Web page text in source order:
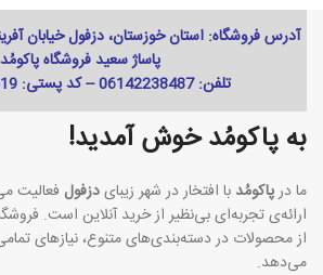
آدرس فروشگاه: استان خوزستان، دزفول خیابان
پاساژ سعید فروشگاه پاکومُد
تلفن: 06142238487 -- کد پستی: 6461114619
به پاکومُد خوش آمدید!
ما درپاکومُد با افتخار در شهر زیبایدزفول فعالیت
ارائه‌ی تجربه‌ای بی‌نظیر از خرید آنلاین است.
از محصولات در دسته‌بندی‌های متنوع، نیازهای
می‌دهد.